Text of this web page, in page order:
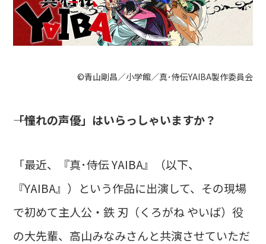
©青山剛昌／小学館／真･侍伝YAIBA製作委員会
――「憧れの声優」はいらっしゃいますか？
「最近、『真･侍伝 YAIBA』（以下、
『YAIBA』）という作品に出演して、その現場
で初めて主人公・鉄 刃（くろがね やいば）役
の大先輩、高山みなみさんと共演させていただ